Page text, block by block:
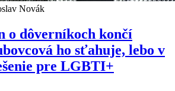
Novák
o dôverníkoch končí
ho sťahuje, lebo v
pre LGBTI+